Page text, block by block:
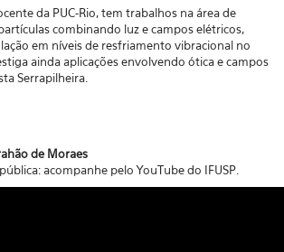
da PUC-Rio, tem trabalhos na área de
combinando luz e campos elétricos,
em níveis de resfriamento vibracional no
ainda aplicações envolvendo ótica e campos
Serrapilheira.
de Moraes
acompanhe pelo YouTube do IFUSP.